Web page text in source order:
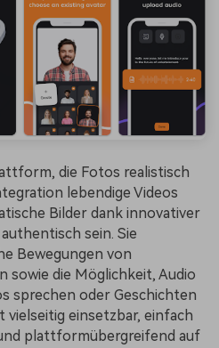
die Fotos realistisch
lebendige Videos
Bilder dank innovativer
sein. Sie
Bewegungen von
sowie die Möglichkeit, Audio
sprechen oder Geschichten
einsetzbar, einfach
plattformübergreifend auf